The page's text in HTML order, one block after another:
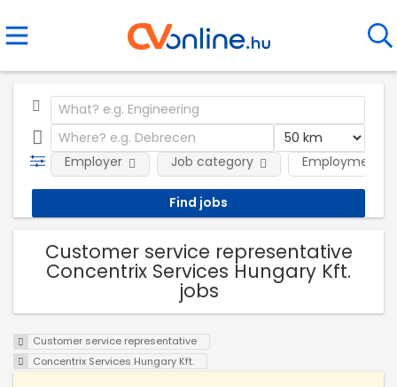
Employment
Employer Job category
Customer service representative
Concentrix Services Hungary Kft.
jobs
Customer service representative
Concentrix Services Hungary Kft.